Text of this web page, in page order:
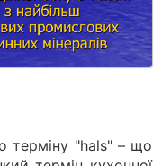
терміну "hals" – що